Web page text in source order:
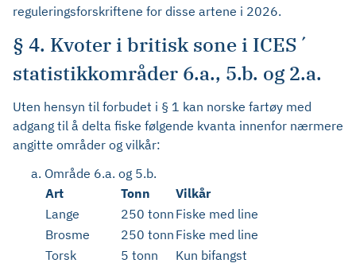
reguleringsforskriftene for disse artene i 2026.
§ 4. Kvoter i britisk sone i ICES´
statistikkområder 6.a., 5.b. og 2.a.
Uten hensyn til forbudet i § 1 kan norske fartøy med
adgang til å delta fiske følgende kvanta innenfor nærmere
angitte områder og vilkår:
Område 6.a. og 5.b.
Art
Tonn
Vilkår
Lange
250 tonn Fiske med line
Brosme
250 tonn Fiske med line
Torsk
5 tonn
Kun bifangst